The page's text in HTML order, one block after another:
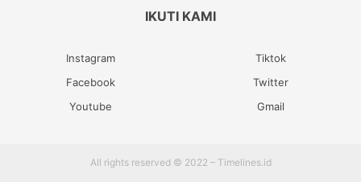
IKUTI KAMI
Instagram
Tiktok
Facebook
Twitter
Youtube
Gmail
All rights reserved © 2022 – Timelines.id